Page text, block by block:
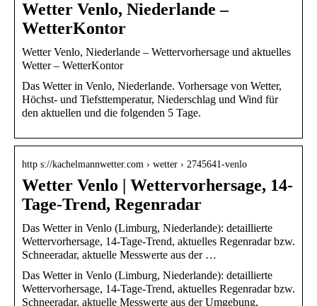
Wetter Venlo, Niederlande –
WetterKontor
Wetter Venlo, Niederlande – Wettervorhersage und aktuelles
Wetter – WetterKontor
Das Wetter in Venlo, Niederlande. Vorhersage von Wetter,
Höchst- und Tiefsttemperatur, Niederschlag und Wind für
den aktuellen und die folgenden 5 Tage.
http s://kachelmannwetter.com › wetter › 2745641-venlo
Wetter Venlo | Wettervorhersage, 14-
Tage-Trend, Regenradar
Das Wetter in Venlo (Limburg, Niederlande): detaillierte
Wettervorhersage, 14-Tage-Trend, aktuelles Regenradar bzw.
Schneeradar, aktuelle Messwerte aus der …
Das Wetter in Venlo (Limburg, Niederlande): detaillierte
Wettervorhersage, 14-Tage-Trend, aktuelles Regenradar bzw.
Schneeradar, aktuelle Messwerte aus der Umgebung,